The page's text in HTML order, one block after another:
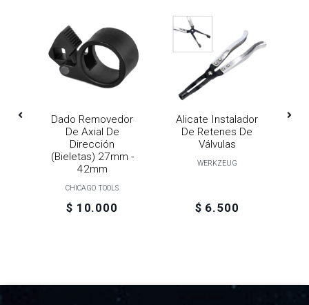
Dado Removedor
De Axial De
Dirección
(bieletas) 27mm -
42mm
CHICAGO TOOLS
$ 10.000
Alicate Instalador
De Retenes De
Válvulas
WERKZEUG
$ 6.500